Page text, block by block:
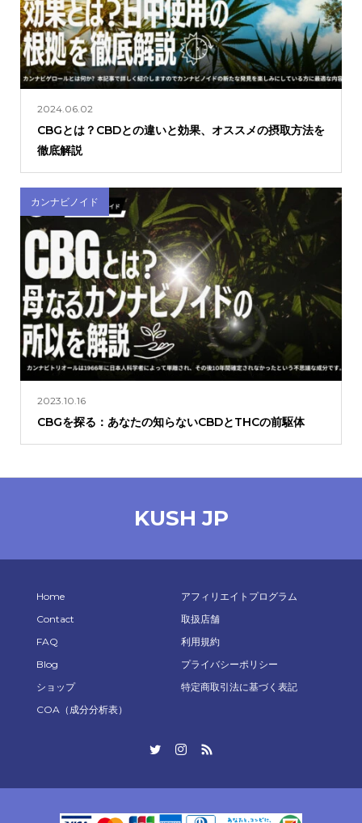
2024.06.02
CBGとは？CBDとの違いと効果、オススメの摂取方法を
徹底解説
2023.10.16
CBGを探る：あなたの知らないCBDとTHCの前駆体
カンナビノイド
KUSH JP
Home
Contact
FAQ
Blog
ショップ
COA（成分分析表）
アフィリエイトプログラム
取扱店舗
利用規約
プライバシーポリシー
特定商取引法に基づく表記